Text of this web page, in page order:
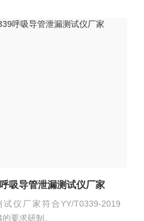
吸导管泄漏测试仪厂家
仪厂家符合YY/T0339-2019
要求研制。